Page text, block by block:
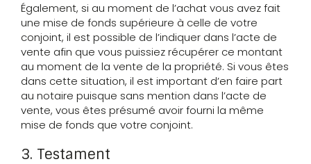
Également, si au moment de l’achat vous avez fait
une mise de fonds supérieure à celle de votre
conjoint, il est possible de l’indiquer dans l’acte de
vente afin que vous puissiez récupérer ce montant
au moment de la vente de la propriété. Si vous êtes
dans cette situation, il est important d’en faire part
au notaire puisque sans mention dans l’acte de
vente, vous êtes présumé avoir fourni la même
mise de fonds que votre conjoint.
3. Testament